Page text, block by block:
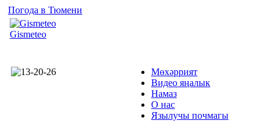
Погода в Тюмени
Gismeteo
Мөхәррият
Видео яңалык
Намаз
О нас
Язылучы почмагы